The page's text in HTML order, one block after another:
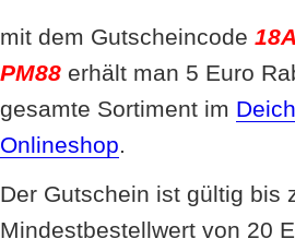
mit dem Gutscheincode
PM88 erhält man 5 Euro
gesamte Sortiment im
Onlineshop.
Der Gutschein ist gültig bis
Mindestbestellwert von 20